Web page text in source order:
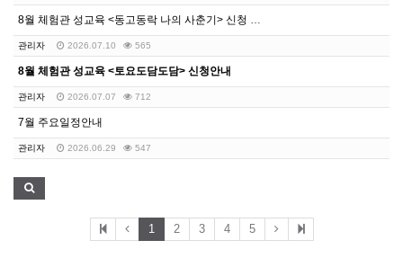
관리자 2026.07.10 565
8월 체험관 성교육 <토요도담도담> 신청안내
관리자 2026.07.07 712
7월 주요일정안내
관리자 2026.06.29 547
1 2 3 4 5